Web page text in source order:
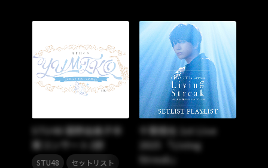
STU48 瀧野由美子卒
業コンサート2部
STU48 セットリスト
千葉翔也 1st Live
2025 「Living
Streak」